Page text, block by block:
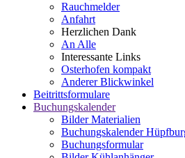
Rauchmelder
Anfahrt
Herzlichen Dank
An Alle
Interessante Links
Osterhofen kompakt
Anderer Blickwinkel
Beitrittsformulare
Buchungskalender
Bilder Materialien
Buchungskalender
Buchungsformular